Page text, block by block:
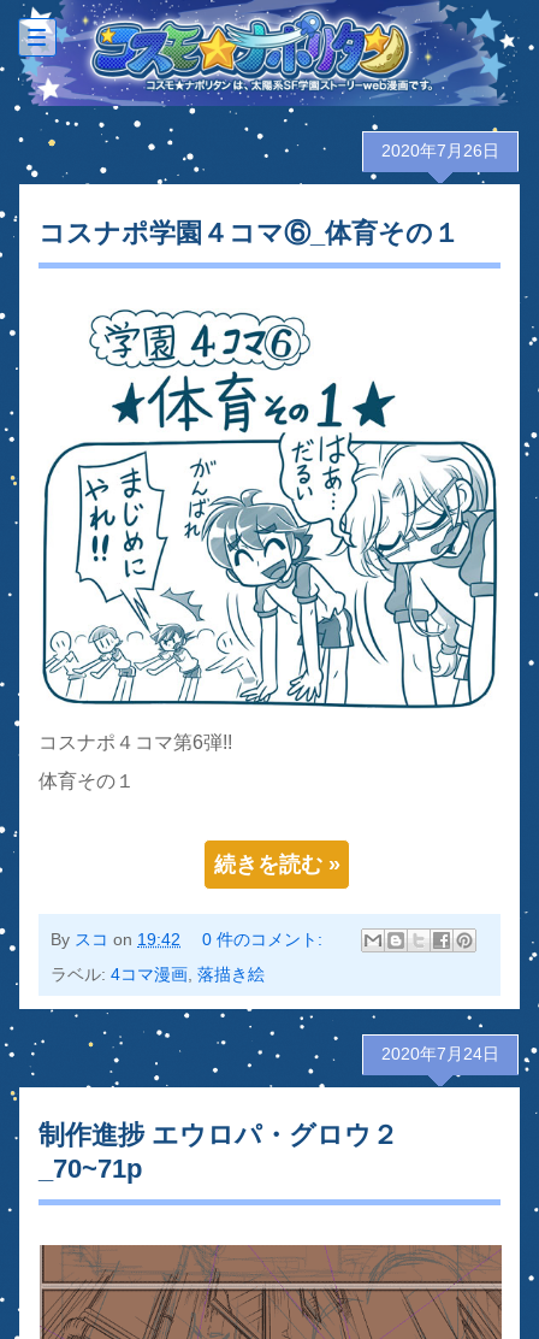
2020年7月26日
コスナポ学園４コマ⑥_体育その１
コスナポ４コマ第6弾!!
体育その１
続きを読む »
By スコ on 19:42
0 件のコメント:
ラベル: 4コマ漫画 落描き絵
2020年7月24日
制作進捗 エウロパ・グロウ２
_70~71p
-
-
-